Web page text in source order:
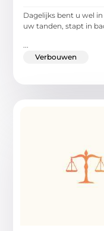
Dagelijks bent u wel
uw tanden, stapt in
...
Verbouwen